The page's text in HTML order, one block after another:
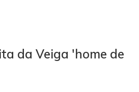
da Veiga 'home de